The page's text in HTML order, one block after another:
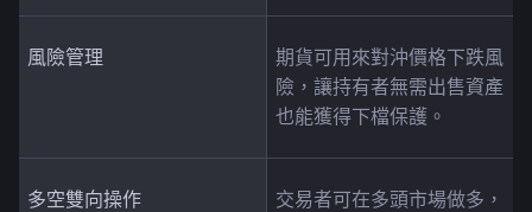
風險管理
期貨可用來對沖價格下跌風
險，讓持有者無需出售資產
也能獲得下檔保護。
多空雙向操作
交易者可在多頭市場做多，